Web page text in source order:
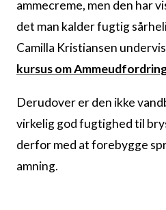
ammecreme, men den har
det man kalder fugtig
Camilla Kristiansen
kursus om
Derudover er den ikke
virkelig god fugtighed til
derfor med at forebygge
amning.